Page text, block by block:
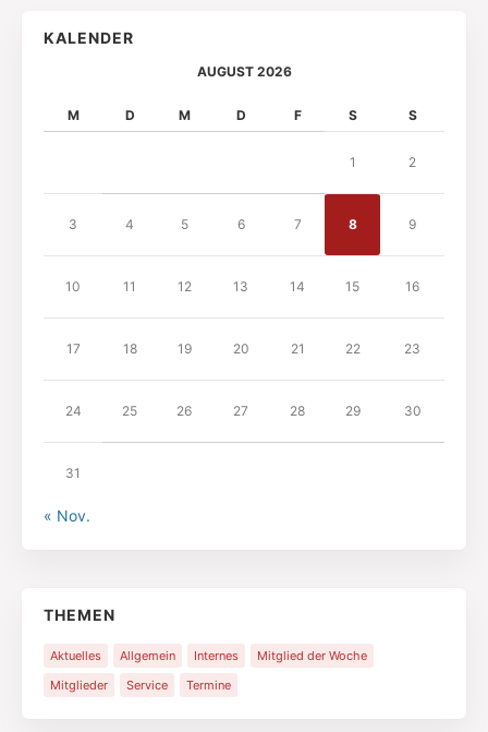
KALENDER
AUGUST 2026
M D M D F S S
1 2
3 4 5 6 7 8 9
10 11 12 13 14 15 16
17 18 19 20 21 22 23
24 25 26 27 28 29 30
31
« Nov.
THEMEN
Aktuelles Allgemein Internes
Mitglied der Woche
Mitglieder
Service Termine